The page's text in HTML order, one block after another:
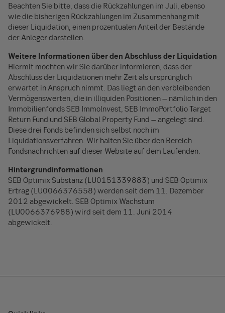
Beachten Sie bitte, dass die Rückzahlungen im Juli, ebenso
wie die bisherigen Rückzahlungen im Zusammenhang mit
dieser Liquidation, einen prozentualen Anteil der Bestände
der Anleger darstellen.
Weitere Informationen über den Abschluss der Liquidation
Hiermit möchten wir Sie darüber informieren, dass der
Abschluss der Liquidationen mehr Zeit als ursprünglich
erwartet in Anspruch nimmt. Das liegt an den verbleibenden
Vermögenswerten, die in illiquiden Positionen – nämlich in den
Immobilienfonds SEB Immolnvest, SEB ImmoPortfolio Target
Return Fund und SEB Global Property Fund – angelegt sind.
Diese drei Fonds befinden sich selbst noch im
Liquidationsverfahren. Wir halten Sie über den Bereich
Fondsnachrichten auf dieser Website auf dem Laufenden.
Hintergrundinformationen
SEB Optimix Substanz (LU0151339883) und SEB Optimix
Ertrag (LU0066376558) werden seit dem 11. Dezember
2012 abgewickelt. SEB Optimix Wachstum
(LU0066376988) wird seit dem 11. Juni 2014
abgewickelt.